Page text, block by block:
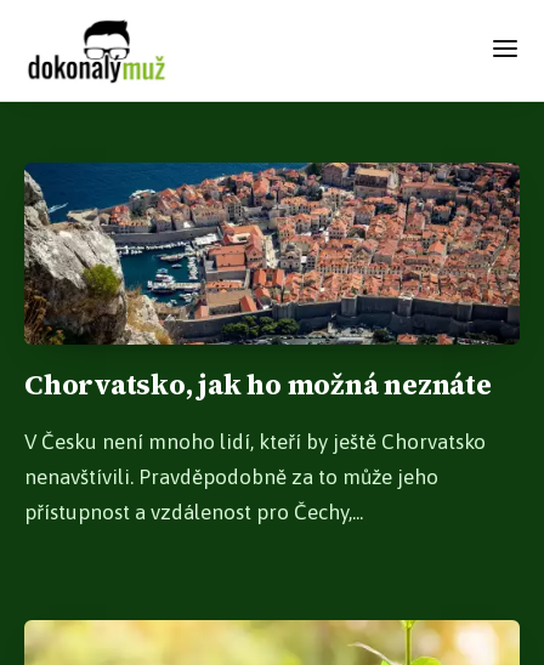
Chorvatsko, jak ho možná neznáte
V Česku není mnoho lidí, kteří by ještě Chorvatsko
nenavštívili. Pravděpodobně za to může jeho
přístupnost a vzdálenost pro Čechy,...